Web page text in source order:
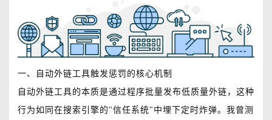
一、自动外链工具触发惩罚的核心机制
自动外链工具的本质是通过程序批量发布低质量外链，这种
行为如同在搜索引擎的"信任系统"中埋下定时炸弹。我曾测